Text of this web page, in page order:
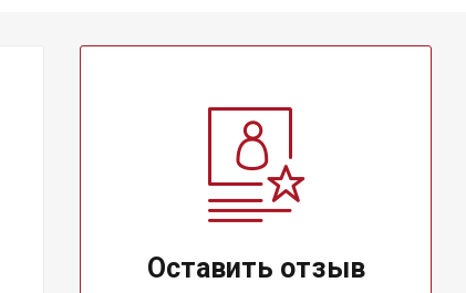
Оставить отзыв